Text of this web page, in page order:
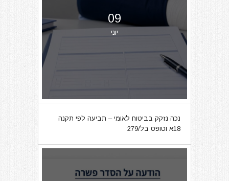
09
יוני
נכה נזקק בביטוח לאומי – תביעה לפי תקנה
18א וטופס בל/279